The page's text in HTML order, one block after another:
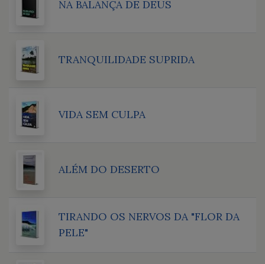
NA BALANÇA DE DEUS
TRANQUILIDADE SUPRIDA
VIDA SEM CULPA
ALÉM DO DESERTO
TIRANDO OS NERVOS DA "FLOR DA
PELE"